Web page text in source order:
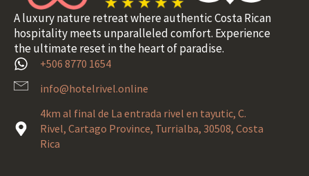
A luxury nature retreat where authentic Costa Rican
hospitality meets unparalleled comfort. Experience
the ultimate reset in the heart of paradise.
+506 8770 1654
info@hotelrivel.online
4km al final de La entrada rivel en tayutic, C.
Rivel, Cartago Province, Turrialba, 30508, Costa
Rica